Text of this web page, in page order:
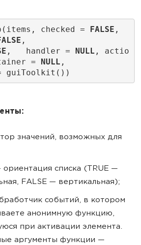
checked = FALSE ,
,
,   handler = NULL , actio
= NULL ,
guiToolkit())
значений, возможных для
ориентация списка (TRUE —
FALSE — вертикальная);
событий, в котором
анонимную функцию,
при активации элемента.
аргументы функции —